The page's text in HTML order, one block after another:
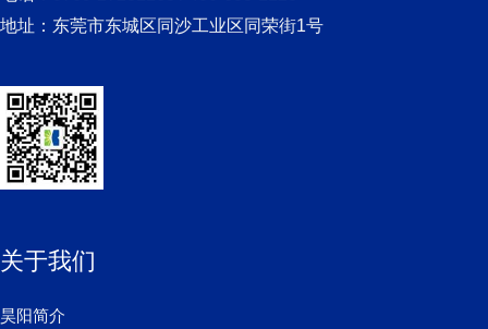
地址：东莞市东城区同沙工业区同荣街1号
关于我们
昊阳简介